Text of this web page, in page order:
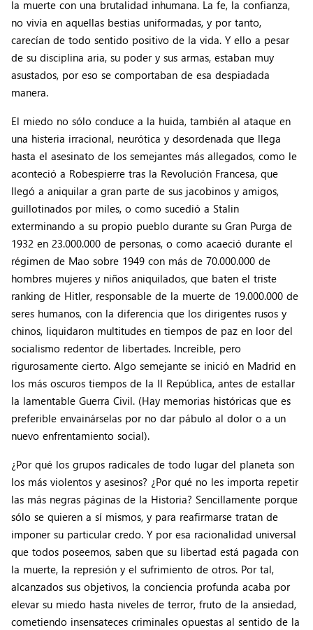
la muerte con una brutalidad inhumana. La fe, la confianza,
no vivía en aquellas bestias uniformadas, y por tanto,
carecían de todo sentido positivo de la vida. Y ello a pesar
de su disciplina aria, su poder y sus armas, estaban muy
asustados, por eso se comportaban de esa despiadada
manera.
El miedo no sólo conduce a la huida, también al ataque en
una histeria irracional, neurótica y desordenada que llega
hasta el asesinato de los semejantes más allegados, como le
aconteció a Robespierre tras la Revolución Francesa, que
llegó a aniquilar a gran parte de sus jacobinos y amigos,
guillotinados por miles, o como sucedió a Stalin
exterminando a su propio pueblo durante su Gran Purga de
1932 en 23.000.000 de personas, o como acaeció durante el
régimen de Mao sobre 1949 con más de 70.000.000 de
hombres mujeres y niños aniquilados, que baten el triste
ranking de Hitler, responsable de la muerte de 19.000.000 de
seres humanos, con la diferencia que los dirigentes rusos y
chinos, liquidaron multitudes en tiempos de paz en loor del
socialismo redentor de libertades. Increíble, pero
rigurosamente cierto. Algo semejante se inició en Madrid en
los más oscuros tiempos de la II República, antes de estallar
la lamentable Guerra Civil. (Hay memorias históricas que es
preferible envainárselas por no dar pábulo al dolor o a un
nuevo enfrentamiento social).
¿Por qué los grupos radicales de todo lugar del planeta son
los más violentos y asesinos? ¿Por qué no les importa repetir
las más negras páginas de la Historia? Sencillamente porque
sólo se quieren a sí mismos, y para reafirmarse tratan de
imponer su particular credo. Y por esa racionalidad universal
que todos poseemos, saben que su libertad está pagada con
la muerte, la represión y el sufrimiento de otros. Por tal,
alcanzados sus objetivos, la conciencia profunda acaba por
elevar su miedo hasta niveles de terror, fruto de la ansiedad,
cometiendo insensateces criminales opuestas al sentido de la